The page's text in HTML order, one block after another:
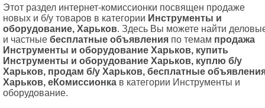
Этот раздел интернет-комиссионки посвящен продаже
новых и б/у товаров в категории Инструменты и
оборудование, Харьков. Здесь Вы можете найти
и частные бесплатные объявления по темам продажа
Инструменты и оборудование Харьков, купить
Инструменты и оборудование Харьков, куплю б/у
Харьков, продам б/у Харьков, бесплатные
Харьков, еКомиссионка в категории Инструменты и
оборудование.